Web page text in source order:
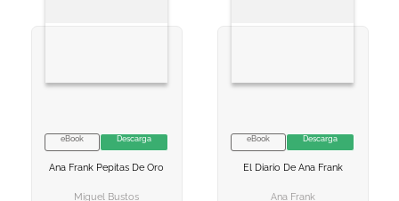
VER INFORMACION
eBook Descarga
Ana Frank Pepitas De Oro
Miguel Bustos
VER INFORMACION
eBook Descarga
El Diario De Ana Frank
Ana Frank